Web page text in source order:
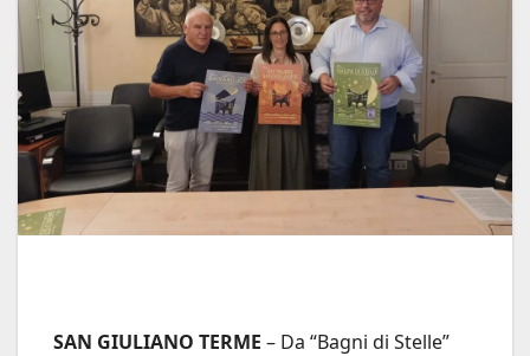
SAN GIULIANO TERME – Da “Bagni di Stelle”